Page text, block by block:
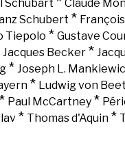
Schubart
Claude
Schubert *
Tiepolo * Gustave
Jacques Becker *
* Joseph L.
* Ludwig von
* Paul McCartney *
* Thomas d'Aquin *